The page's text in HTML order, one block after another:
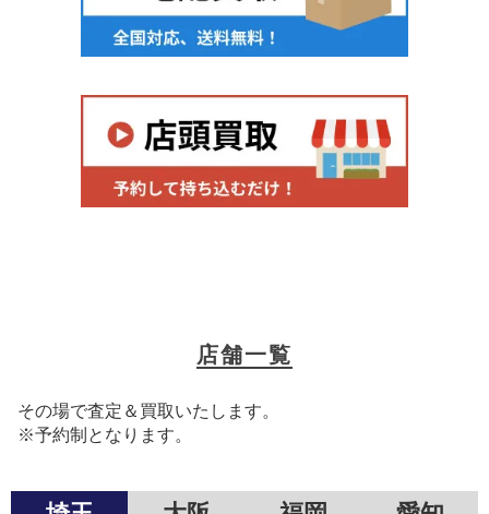
店舗一覧
その場で査定＆買取いたします。
※予約制となります。